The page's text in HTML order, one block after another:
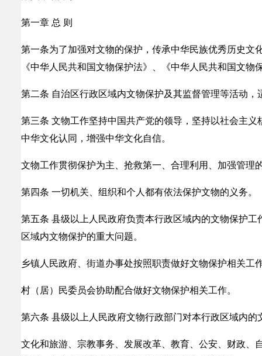
第一章 总 则
第一条为了加强对文物的保护，传承中华民族优秀历史
《中华人民共和国文物保护法》、《中华人民共和国文
第二条 自治区行政区域内文物保护及其监督管理等活动，
第三条 文物工作坚持中国共产党的领导，坚持以社会主
中华文化认同，增强中华文化自信。
文物工作贯彻保护为主、抢救第一、合理利用、加强管理
第四条 一切机关、组织和个人都有依法保护文物的义务。
第五条 县级以上人民政府负责本行政区域内的文物保护
区域内文物保护的重大问题。
乡镇人民政府、街道办事处按照职责做好文物保护相关工
村（居）民委员会协助配合做好文物保护相关工作。
第六条 县级以上人民政府文物行政部门对本行政区域内的
文化和旅游、宗教事务、发展改革、教育、公安、财政